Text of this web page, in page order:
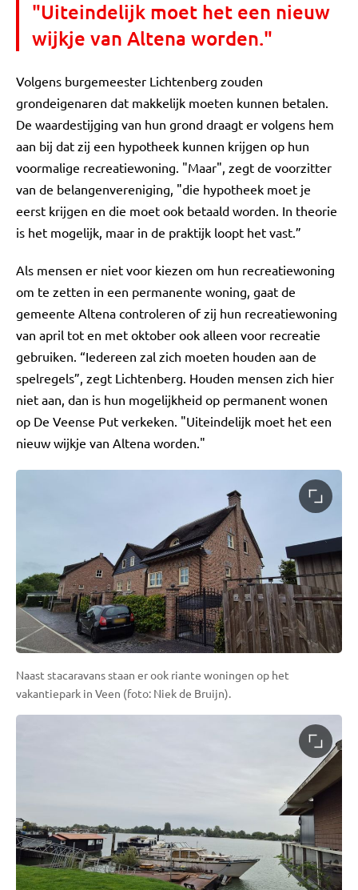
"Uiteindelijk moet het een nieuw
wijkje van Altena worden."
Volgens burgemeester Lichtenberg zouden
grondeigenaren dat makkelijk moeten kunnen betalen.
De waardestijging van hun grond draagt er volgens hem
aan bij dat zij een hypotheek kunnen krijgen op hun
voormalige recreatiewoning. "Maar", zegt de voorzitter
van de belangenvereniging, "die hypotheek moet je
eerst krijgen en die moet ook betaald worden. In theorie
is het mogelijk, maar in de praktijk loopt het vast.”
Als mensen er niet voor kiezen om hun recreatiewoning
om te zetten in een permanente woning, gaat de
gemeente Altena controleren of zij hun recreatiewoning
van april tot en met oktober ook alleen voor recreatie
gebruiken. “Iedereen zal zich moeten houden aan de
spelregels”, zegt Lichtenberg. Houden mensen zich hier
niet aan, dan is hun mogelijkheid op permanent wonen
op De Veense Put verkeken. "Uiteindelijk moet het een
nieuw wijkje van Altena worden."
Naast stacaravans staan er ook riante woningen op het
vakantiepark in Veen (foto: Niek de Bruijn).